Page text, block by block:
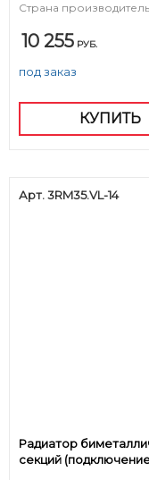
Страна
10 255 РУБ.
под заказ
КУПИТЬ
Арт. 3RM35.VL-14
Радиатор
секций